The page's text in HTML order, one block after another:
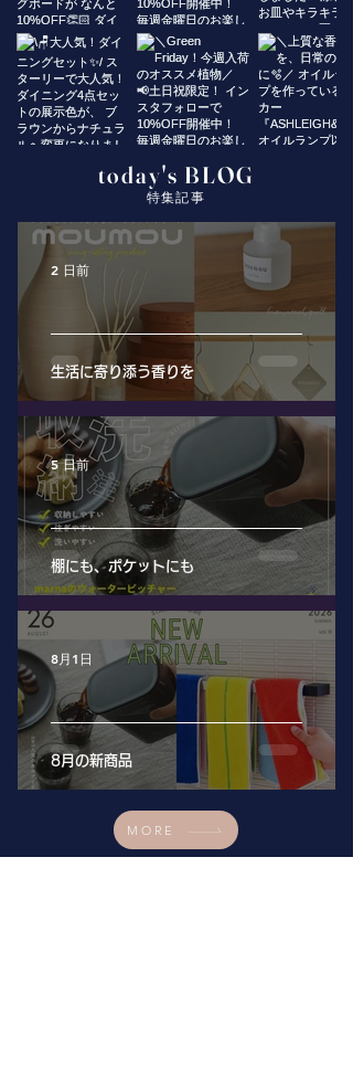
today's BLOG
特集記事
生活に寄り添う香りを
2 日前
棚にも、ポケットにも
5 日前
8月の新商品
8月1日
MORE